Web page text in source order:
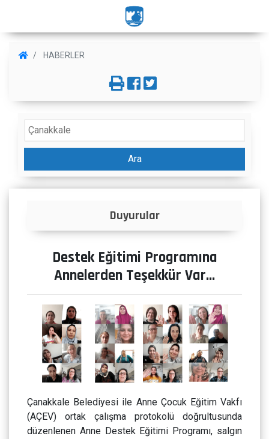
HABERLER
Ara
İlanlar
Destek Eğitimi Programına
Annelerden Teşekkür Var…
Çanakkale Belediyesi ile Anne Çocuk Eğitim Vakfı
(AÇEV) ortak çalışma protokolü doğrultusunda
düzenlenen Anne Destek Eğitimi Programı, salgın